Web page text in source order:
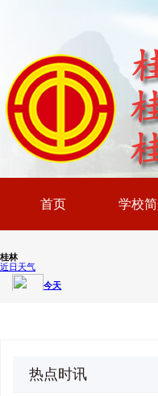
首页 学校
热点时讯